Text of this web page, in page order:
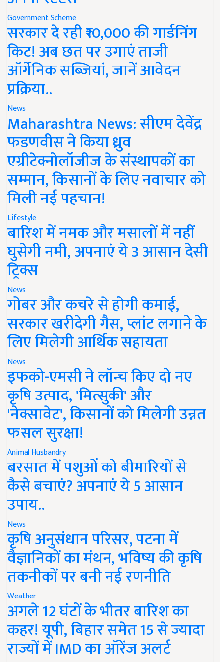
Government Scheme
सरकार दे रही ₹10,000 की गार्डनिंग
किट! अब छत पर उगाएं ताजी
ऑर्गेनिक सब्जियां, जानें आवेदन
प्रक्रिया..
News
Maharashtra News: सीएम देवेंद्र
फडणवीस ने किया ध्रुव
एग्रीटेक्नोलॉजीज के संस्थापकों का
सम्मान, किसानों के लिए नवाचार को
मिली नई पहचान!
Lifestyle
बारिश में नमक और मसालों में नहीं
घुसेगी नमी, अपनाएं ये 3 आसान देसी
ट्रिक्स
News
गोबर और कचरे से होगी कमाई,
सरकार खरीदेगी गैस, प्लांट लगाने के
लिए मिलेगी आर्थिक सहायता
News
इफको-एमसी ने लॉन्च किए दो नए
कृषि उत्पाद, 'मित्सुकी' और
'नेक्सावेट', किसानों को मिलेगी उन्नत
फसल सुरक्षा!
Animal Husbandry
बरसात में पशुओं को बीमारियों से
कैसे बचाएं? अपनाएं ये 5 आसान
उपाय..
News
कृषि अनुसंधान परिसर, पटना में
वैज्ञानिकों का मंथन, भविष्य की कृषि
तकनीकों पर बनी नई रणनीति
Weather
अगले 12 घंटों के भीतर बारिश का
कहर! यूपी, बिहार समेत 15 से ज्यादा
राज्यों में IMD का ऑरेंज अलर्ट